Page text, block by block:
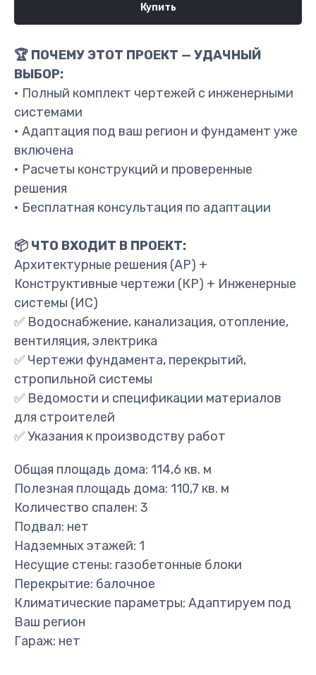
Купить
🏆 ПОЧЕМУ ЭТОТ ПРОЕКТ — УДАЧНЫЙ
ВЫБОР:
• Полный комплект чертежей с инженерными
системами
• Адаптация под ваш регион и фундамент уже
включена
• Расчеты конструкций и проверенные
решения
• Бесплатная консультация по адаптации
📦 ЧТО ВХОДИТ В ПРОЕКТ:
Архитектурные решения (АР) +
Конструктивные чертежи (КР) + Инженерные
системы (ИС)
✅ Водоснабжение, канализация, отопление,
вентиляция, электрика
✅ Чертежи фундамента, перекрытий,
стропильной системы
✅ Ведомости и спецификации материалов
для строителей
✅ Указания к производству работ
Общая площадь дома: 114,6 кв. м
Полезная площадь дома: 110,7 кв. м
Количество спален: 3
Подвал: нет
Надземных этажей: 1
Несущие стены: газобетонные блоки
Перекрытие: балочное
Климатические параметры: Адаптируем под
Ваш регион
Гараж: нет